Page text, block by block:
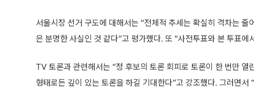
서울시장 선거 구도에 대해서는 “전체적 추세는 확실히 격차는
은 분명한 사실인 것 같다”고 평가했다. 또 “사전투표와 본 투표
TV 토론과 관련해서는 “정 후보의 토론 회피로 토론이 한 번만 열
형태로든 깊이 있는 토론을 하길 기대한다”고 강조했다. 그러면